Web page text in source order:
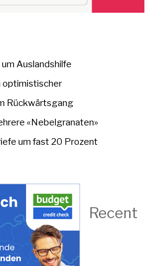
Auslandshilfe
optimistischer
Rückwärtsgang
«Nebelgranaten»
um fast 20 Prozent
Recent